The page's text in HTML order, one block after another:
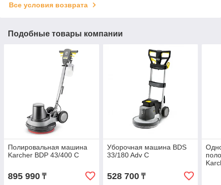
Все условия возврата
Подобные товары компании
Полировальная машина
Karcher BDP 43/400 C
895 990 ₸
Уборочная машина BDS
33/180 Adv C
528 700₸